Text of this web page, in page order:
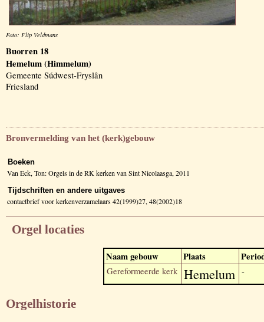
Foto: Flip Veldmans
Buorren 18
Hemelum (Himmelum)
Gemeente Súdwest-Fryslân
Friesland
Bronvermelding van het (kerk)gebouw
Boeken
Van Eck, Ton: Orgels in de RK kerken van Sint Nicolaasga, 2011
Tijdschriften en andere uitgaves
contactbrief voor kerkenverzamelaars 42(1999)27, 48(2002)18
Orgel locaties
Naam gebouw Plaats
Gereformeerde kerk Hemelum -
Orgelhistorie